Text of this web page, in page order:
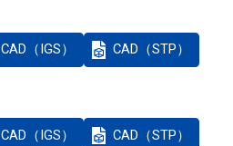
CAD（IGS） CAD（STP）
CAD（IGS） CAD（STP）